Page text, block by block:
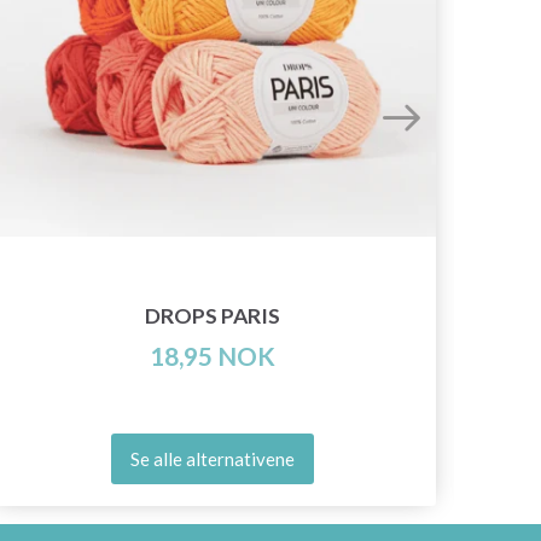
DROPS PARIS
18,95 NOK
Se alle alternativene